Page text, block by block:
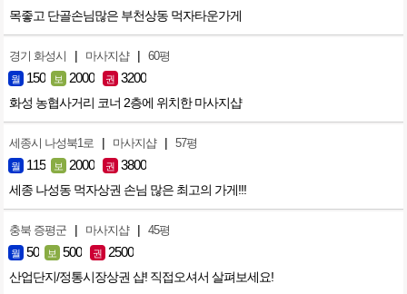
목좋고 단골손님많은 부천상동 먹자타운가게
경기 화성시 | 마사지샵 | 60평
월 150 보 2000 권 3200
화성 농협사거리 코너 2층에 위치한 마사지샵
세종시 나성북1로 | 마사지샵 | 57평
월 115 보 2000 권 3800
세종 나성동 먹자상권 손님 많은 최고의 가게!!!
충북 증평군 | 마사지샵 | 45평
월 50 보 500 권 2500
산업단지/정통시장상권 샵! 직접오셔서 살펴보세요!